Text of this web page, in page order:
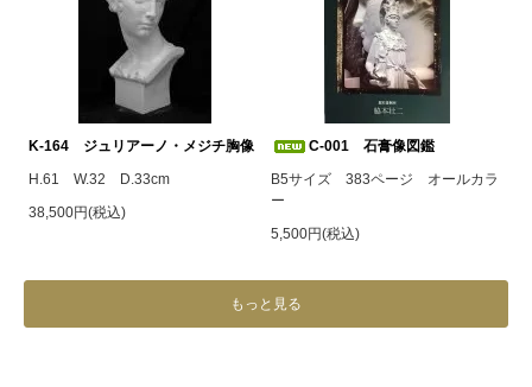
K-164 ジュリアーノ・メジチ胸像
H.61 W.32 D.33cm
38,500円(税込)
C-001 石膏像図鑑
B5サイズ 383ページ オールカラ
ー
5,500円(税込)
もっと見る